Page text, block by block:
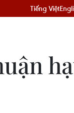
Tiếng Việt